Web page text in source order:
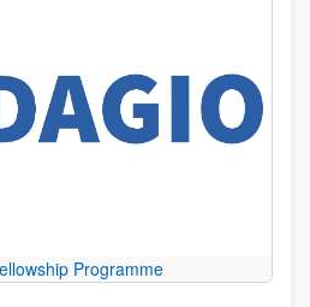
Programme